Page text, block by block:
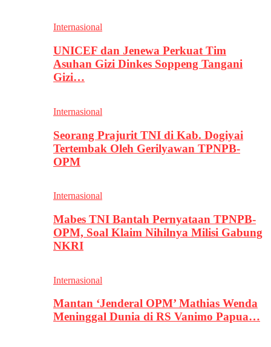
Internasional
UNICEF dan Jenewa Perkuat Tim
Asuhan Gizi Dinkes Soppeng Tangani
Gizi…
Internasional
Seorang Prajurit TNI di Kab. Dogiyai
Tertembak Oleh Gerilyawan TPNPB-
OPM
Internasional
Mabes TNI Bantah Pernyataan TPNPB-
OPM, Soal Klaim Nihilnya Milisi Gabung
NKRI
Internasional
Mantan ‘Jenderal OPM’ Mathias Wenda
Meninggal Dunia di RS Vanimo Papua…